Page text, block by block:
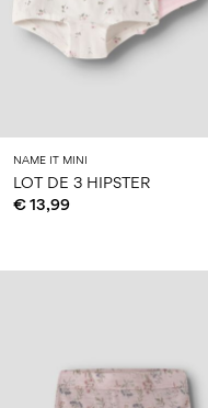
ans
ans
0–
18
mois
ans
Any
questions?
NAME IT MINI
LOT DE 3 HIPSTER
€ 13,99